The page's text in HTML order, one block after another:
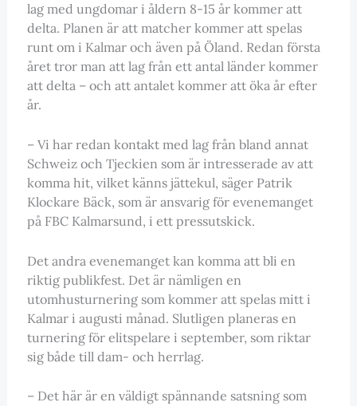
lag med ungdomar i åldern 8-15 år kommer att
delta. Planen är att matcher kommer att spelas
runt om i Kalmar och även på Öland. Redan första
året tror man att lag från ett antal länder kommer
att delta – och att antalet kommer att öka år efter
år.
– Vi har redan kontakt med lag från bland annat
Schweiz och Tjeckien som är intresserade av att
komma hit, vilket känns jättekul, säger Patrik
Klockare Bäck, som är ansvarig för evenemanget
på FBC Kalmarsund, i ett pressutskick.
Det andra evenemanget kan komma att bli en
riktig publikfest. Det är nämligen en
utomhusturnering som kommer att spelas mitt i
Kalmar i augusti månad. Slutligen planeras en
turnering för elitspelare i september, som riktar
sig både till dam- och herrlag.
– Det här är en väldigt spännande satsning som